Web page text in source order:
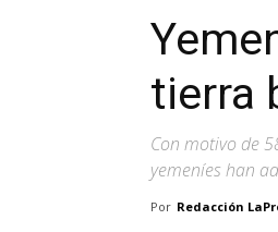
tierra
Con motivo de
yemeníes han
Por Redacción